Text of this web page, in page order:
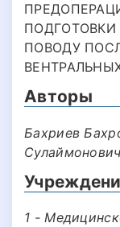
ПОВОДУ
Авторы
Бахриев
1 -